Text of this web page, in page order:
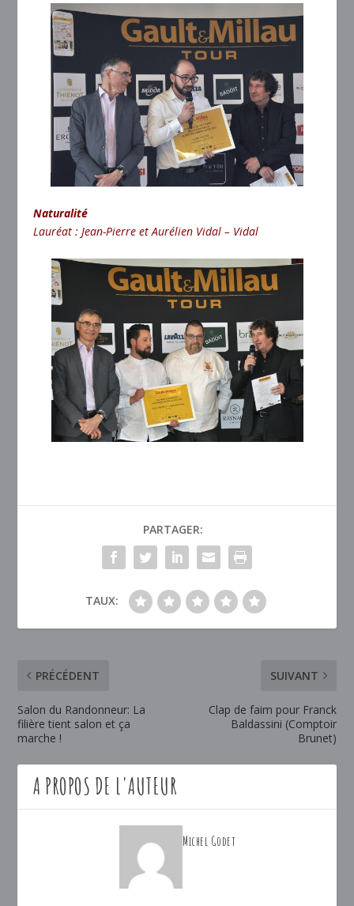
Naturalité
Lauréat : Jean-Pierre et Aurélien Vidal – Vidal
PARTAGER:
TAUX:
PRÉCÉDENT
Salon du Randonneur: La
filière tient salon et ça
marche !
SUIVANT
Clap de faim pour Franck
Baldassini (Comptoir
Brunet)
A PROPOS DE L'AUTEUR
Michel Godet